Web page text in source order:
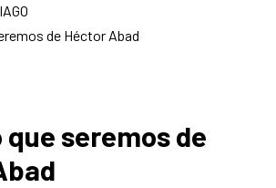
de Héctor Abad
que seremos de